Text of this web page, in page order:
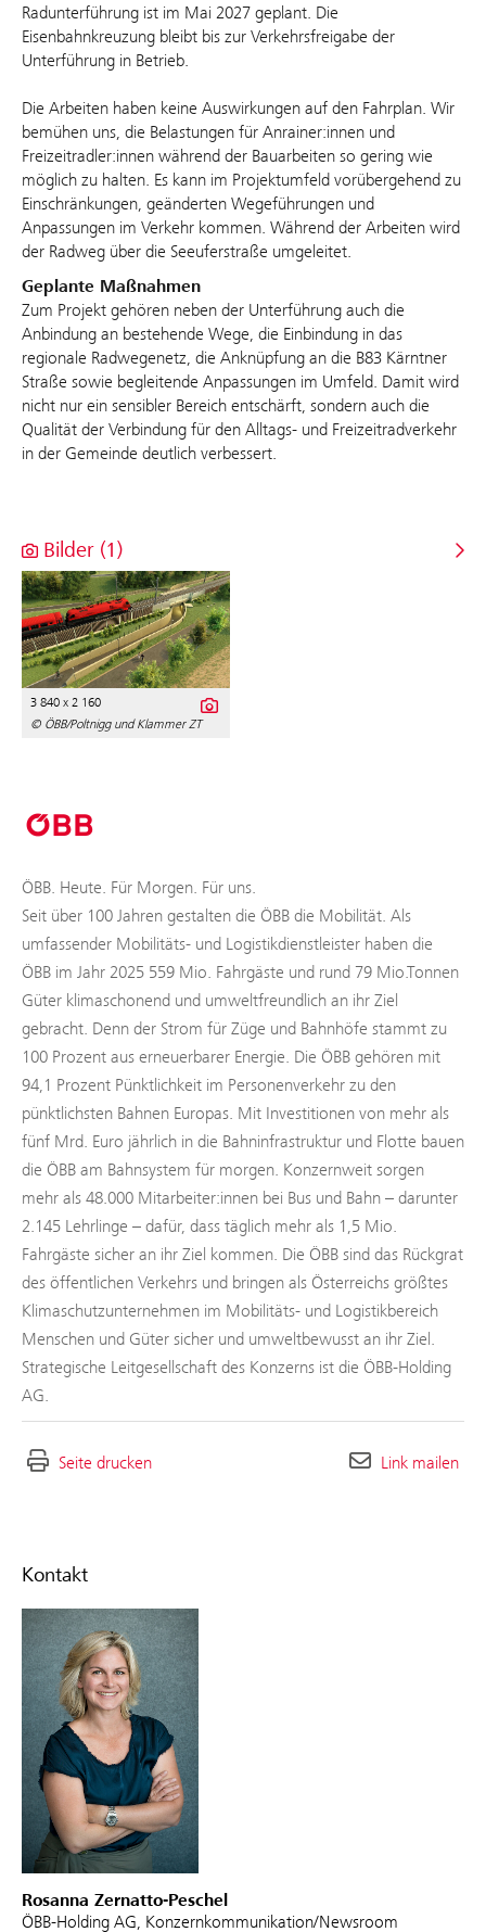
Kontakt
Rosanna Zernatto-Peschel
ÖBB-Holding AG, Konzernkommunikation/Newsroom
Radunterführung ist im Mai 2027 geplant. Die
Eisenbahnkreuzung bleibt bis zur Verkehrsfreigabe der
Unterführung in Betrieb.
Die Arbeiten haben keine Auswirkungen auf den Fahrplan. Wir
bemühen uns, die Belastungen für Anrainer:innen und
Freizeitradler:innen während der Bauarbeiten so gering wie
möglich zu halten. Es kann im Projektumfeld vorübergehend zu
Einschränkungen, geänderten Wegeführungen und
Anpassungen im Verkehr kommen. Während der Arbeiten wird
der Radweg über die Seeuferstraße umgeleitet.
Geplante Maßnahmen
Zum Projekt gehören neben der Unterführung auch die
Anbindung an bestehende Wege, die Einbindung in das
regionale Radwegenetz, die Anknüpfung an die B83 Kärntner
Straße sowie begleitende Anpassungen im Umfeld. Damit wird
nicht nur ein sensibler Bereich entschärft, sondern auch die
Qualität der Verbindung für den Alltags- und Freizeitradverkehr
in der Gemeinde deutlich verbessert.
Bilder (1)
3 840 x 2 160
© ÖBB/Poltnigg und Klammer ZT
ÖBB. Heute. Für Morgen. Für uns.
Seit über 100 Jahren gestalten die ÖBB die Mobilität. Als
umfassender Mobilitäts- und Logistikdienstleister haben die
ÖBB im Jahr 2025 559 Mio. Fahrgäste und rund 79 Mio.Tonnen
Güter klimaschonend und umweltfreundlich an ihr Ziel
gebracht. Denn der Strom für Züge und Bahnhöfe stammt zu
100 Prozent aus erneuerbarer Energie. Die ÖBB gehören mit
94,1 Prozent Pünktlichkeit im Personenverkehr zu den
pünktlichsten Bahnen Europas. Mit Investitionen von mehr als
fünf Mrd. Euro jährlich in die Bahninfrastruktur und Flotte bauen
die ÖBB am Bahnsystem für morgen. Konzernweit sorgen
mehr als 48.000 Mitarbeiter:innen bei Bus und Bahn – darunter
2.145 Lehrlinge – dafür, dass täglich mehr als 1,5 Mio.
Fahrgäste sicher an ihr Ziel kommen. Die ÖBB sind das Rückgrat
des öffentlichen Verkehrs und bringen als Österreichs größtes
Klimaschutzunternehmen im Mobilitäts- und Logistikbereich
Menschen und Güter sicher und umweltbewusst an ihr Ziel.
Strategische Leitgesellschaft des Konzerns ist die ÖBB-Holding
AG.
Seite drucken Link mailen